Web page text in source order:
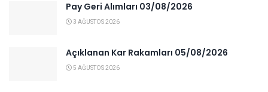
Pay Geri Alımları 03/08/2026
3 AĞUSTOS 2026
Açıklanan Kar Rakamları 05/08/2026
5 AĞUSTOS 2026